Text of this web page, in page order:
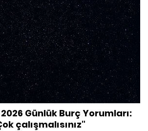
Günlük Burç Yorumları:
çalışmalısınız"